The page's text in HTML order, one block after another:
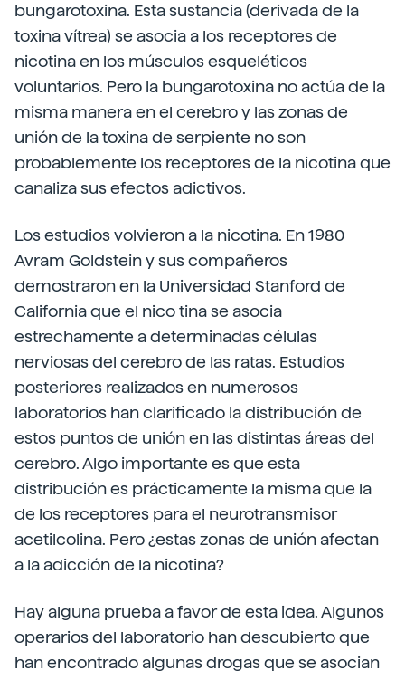
bungarotoxina. Esta sustancia (derivada de la
toxina vítrea) se asocia a los receptores de
nicotina en los músculos esqueléticos
voluntarios. Pero la bungarotoxina no actúa de la
misma manera en el cerebro y las zonas de
unión de la toxina de serpiente no son
probablemente los receptores de la nicotina que
canaliza sus efectos adictivos.
Los estudios volvieron a la nicotina. En 1980
Avram Goldstein y sus compañeros
demostraron en la Universidad Stanford de
California que el nico tina se asocia
estrechamente a determinadas células
nerviosas del cerebro de las ratas. Estudios
posteriores realizados en numerosos
laboratorios han clarificado la distribución de
estos puntos de unión en las distintas áreas del
cerebro. Algo importante es que esta
distribución es prácticamente la misma que la
de los receptores para el neurotransmisor
acetilcolina. Pero ¿estas zonas de unión afectan
a la adicción de la nicotina?
Hay alguna prueba a favor de esta idea. Algunos
operarios del laboratorio han descubierto que
han encontrado algunas drogas que se asocian